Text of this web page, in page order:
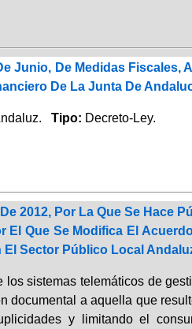
Junio, De Medidas
De La Junta De
Tipo: Decreto-Ley.
2012, Por La Que Se Hace
El Que Se Modifica El
Sector Público Local
los sistemas telemáticos de
documental a aquella que
y limitando el